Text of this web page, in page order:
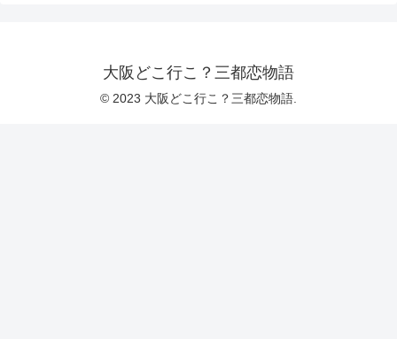
大阪どこ行こ？三都恋物語
© 2023 大阪どこ行こ？三都恋物語.